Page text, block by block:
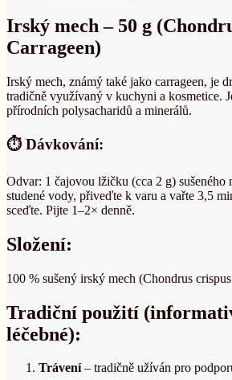
Irský mech – 50 g
Carrageen)
Irský mech, známý také jako carrageen, je
tradičně využívaný v kuchyni a kosmetice.
přírodních polysacharidů a minerálů.
⏱️ Dávkování:
Odvar: 1 čajovou lžičku (cca 2 g) sušeného
studené vody, přiveďte k varu a vařte 3,5
sceďte. Pijte 1–2× denně.
Složení:
100 % sušený irský mech (Chondrus
Tradiční použití
léčebné):
Trávení– tradičně užíván pro